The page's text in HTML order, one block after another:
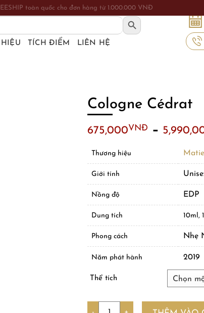
toàn quốc cho đơn hàng từ 1.000.000 VNĐ
SEARCH BUTTON
TÍCH ĐIỂM LIÊN HỆ
Cologne Cédrat
675,000VNĐ –
Thương hiệu
Giới tính
Nồng độ EDP
Dung tích 10ml,
Phong cách Nhẹ
Năm phát hành 2019
Thể tích
Số lượng